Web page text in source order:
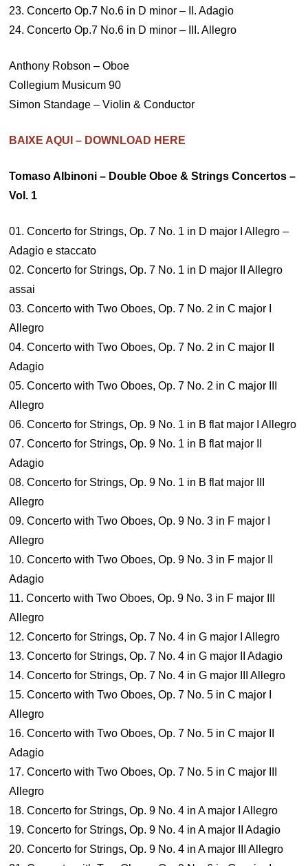
23. Concerto Op.7 No.6 in D minor – II. Adagio
24. Concerto Op.7 No.6 in D minor – III. Allegro
Anthony Robson – Oboe
Collegium Musicum 90
Simon Standage – Violin & Conductor
BAIXE AQUI – DOWNLOAD HERE
Tomaso Albinoni – Double Oboe & Strings Concertos –
Vol. 1
01. Concerto for Strings, Op. 7 No. 1 in D major I Allegro –
Adagio e staccato
02. Concerto for Strings, Op. 7 No. 1 in D major II Allegro
assai
03. Concerto with Two Oboes, Op. 7 No. 2 in C major I
Allegro
04. Concerto with Two Oboes, Op. 7 No. 2 in C major II
Adagio
05. Concerto with Two Oboes, Op. 7 No. 2 in C major III
Allegro
06. Concerto for Strings, Op. 9 No. 1 in B flat major I Allegro
07. Concerto for Strings, Op. 9 No. 1 in B flat major II
Adagio
08. Concerto for Strings, Op. 9 No. 1 in B flat major III
Allegro
09. Concerto with Two Oboes, Op. 9 No. 3 in F major I
Allegro
10. Concerto with Two Oboes, Op. 9 No. 3 in F major II
Adagio
11. Concerto with Two Oboes, Op. 9 No. 3 in F major III
Allegro
12. Concerto for Strings, Op. 7 No. 4 in G major I Allegro
13. Concerto for Strings, Op. 7 No. 4 in G major II Adagio
14. Concerto for Strings, Op. 7 No. 4 in G major III Allegro
15. Concerto with Two Oboes, Op. 7 No. 5 in C major I
Allegro
16. Concerto with Two Oboes, Op. 7 No. 5 in C major II
Adagio
17. Concerto with Two Oboes, Op. 7 No. 5 in C major III
Allegro
18. Concerto for Strings, Op. 9 No. 4 in A major I Allegro
19. Concerto for Strings, Op. 9 No. 4 in A major II Adagio
20. Concerto for Strings, Op. 9 No. 4 in A major III Allegro